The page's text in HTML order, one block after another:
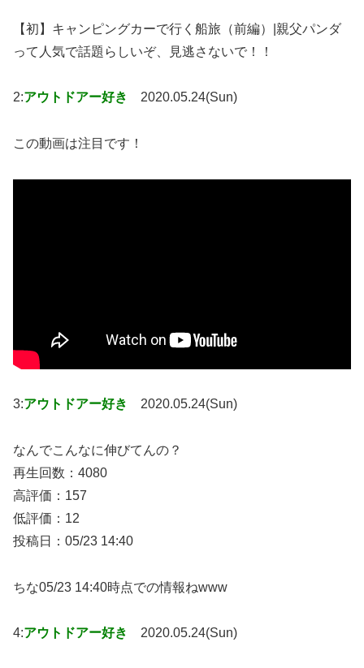
【初】キャンピングカーで行く船旅（前編）|親父パンダ
って人気で話題らしいぞ、見逃さないで！！
2:アウトドアー好き 2020.05.24(Sun)
この動画は注目です！
3:アウトドアー好き 2020.05.24(Sun)
なんでこんなに伸びてんの？
再生回数：4080
高評価：157
低評価：12
投稿日：05/23 14:40
ちな05/23 14:40時点での情報ねwww
4:アウトドアー好き 2020.05.24(Sun)